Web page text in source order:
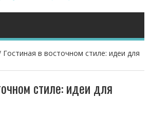
Гостиная в восточном стиле: идеи для
стиле: идеи для